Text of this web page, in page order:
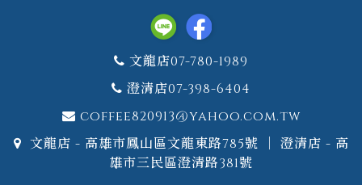
文龍店07-780-1989
澄清店07-398-6404
coffee820913@yahoo.com.tw
文龍店 - 高雄市鳳山區文龍東路785號 ｜ 澄清店 - 高
雄市三民區澄清路381號